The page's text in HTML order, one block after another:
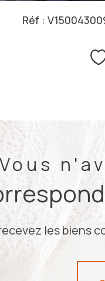
Réf :
Vous
les biens